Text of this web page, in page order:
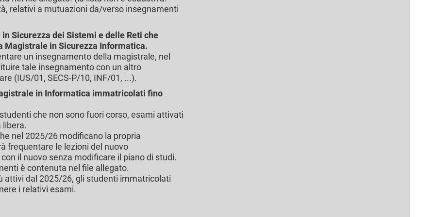
relativi a mutuazioni da/verso insegnamenti
Sicurezza dei Sistemi e delle Reti che
Magistrale in Sicurezza Informatica.
un insegnamento della magistrale, nel
tale insegnamento con un altro
(IUS/01, SECS-P/10, INF/01, ...).
in Informatica immatricolati fino
che non sono fuori corso, esami attivati
libera.
nel 2025/26 modificano la propria
frequentare le lezioni del nuovo
il nuovo senza modificare il piano di studi.
è contenuta nel file allegato.
attivi dal 2025/26, gli studenti immatricolati
i relativi esami.